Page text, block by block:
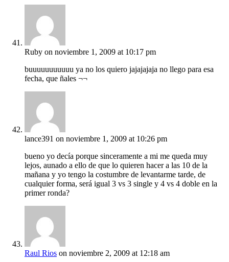
Ruby on noviembre 1, 2009 at 10:17 pm
buuuuuuuuuuu ya no los quiero jajajajaja no llego para esa
fecha, que ñales ¬¬
lance391 on noviembre 1, 2009 at 10:26 pm
bueno yo decía porque sinceramente a mi me queda muy
lejos, aunado a ello de que lo quieren hacer a las 10 de la
mañana y yo tengo la costumbre de levantarme tarde, de
cualquier forma, será igual 3 vs 3 single y 4 vs 4 doble en la
primer ronda?
Raul Rios on noviembre 2, 2009 at 12:18 am